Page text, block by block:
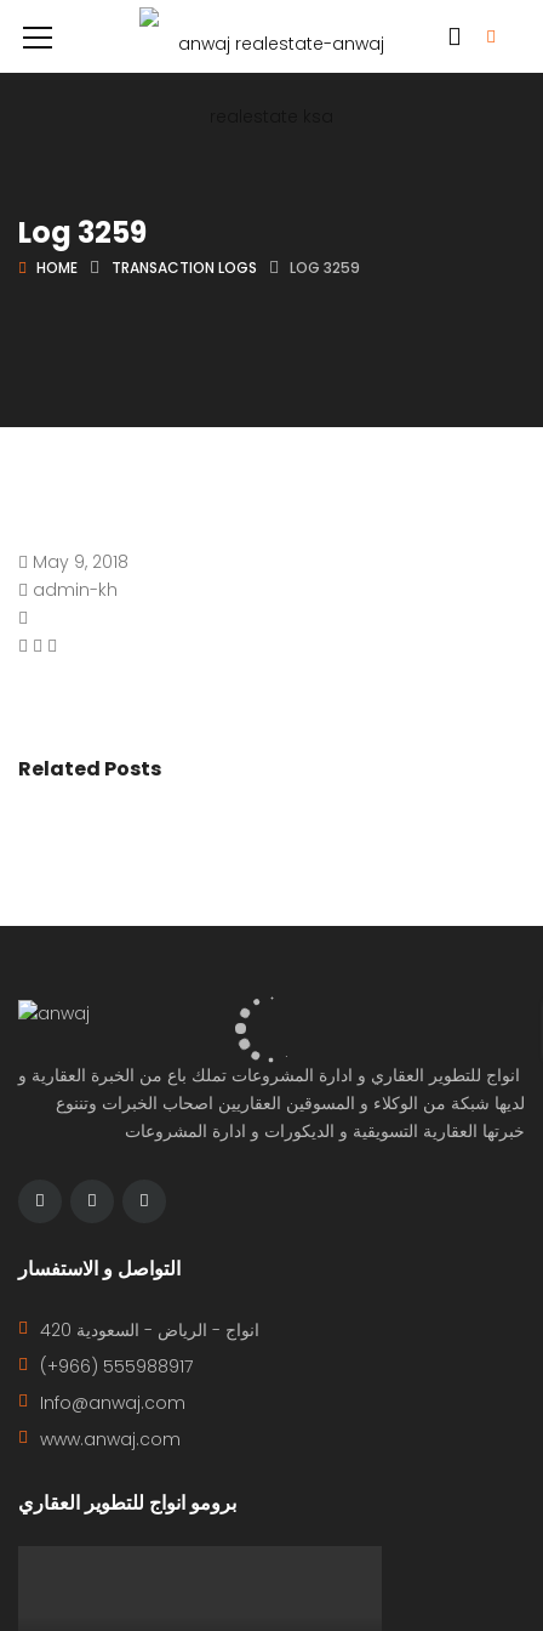
Log 3259
HOME TRANSACTION LOGS LOG 3259
May 9, 2018
admin-kh
Related Posts
انواج للتطوير العقاري و ادارة المشروعات تملك باع من الخبرة العقارية و
لديها شبكة من الوكلاء و المسوقين العقاريين اصحاب الخبرات وتننوع
خبرتها العقارية التسويقية و الديكورات و ادارة المشروعات
التواصل و الاستفسار
420 انواج - الرياض - السعودية
(+966) 555988917
Info@anwaj.com
www.anwaj.com
برومو انواج للتطوير العقاري